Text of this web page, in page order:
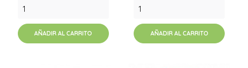
AÑADIR AL CARRITO AÑADIR AL CARRITO